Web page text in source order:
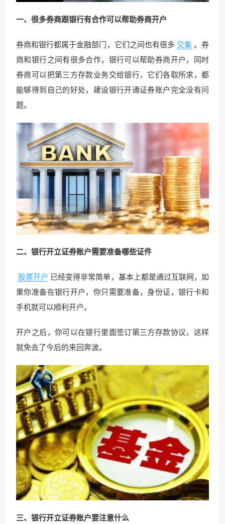
一、很多券商跟银行有合作可以帮助券商开户
券商和银行都属于金融部门，它们之间也有很多 交集 。券
商和银行之间有很多合作，银行可以帮助券商开户，同时
券商可以把第三方存款业务交给银行，它们各取所求，都
能够得到自己的好处，建设银行开通证券账户完全没有问
题。
二、银行开立证券账户需要准备哪些证件
股票开户 已经变得非常简单，基本上都是通过互联网，如
果你准备在银行开户，你只需要准备，身份证，银行卡和
手机就可以顺利开户。
开户之后，你可以在银行里面签订第三方存款协议，这样
就免去了今后的来回奔波。
三、银行开立证券账户要注意什么